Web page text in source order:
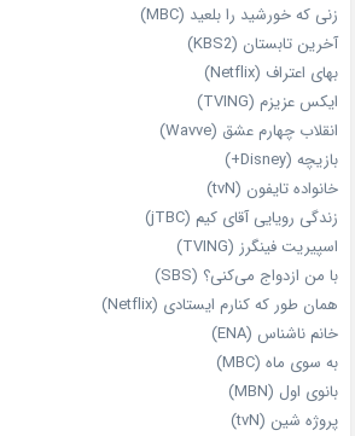
زنی که خورشید را بلعید (MBC)
آخرین تابستان (KBS2)
بهای اعتراف (Netflix)
ایکس عزیزم (TVING)
انقلاب چهارم عشق (Wavve)
بازیچه (Disney+)
خانواده تایفون (tvN)
زندگی رویایی آقای کیم (jTBC)
اسپیریت فینگرز (TVING)
با من ازدواج می‌کنی؟ (SBS)
همان‌ طور که کنارم ایستادی (Netflix)
خانم ناشناس (ENA)
به سوی ماه (MBC)
بانوی اول (MBN)
پروژه شین (tvN)